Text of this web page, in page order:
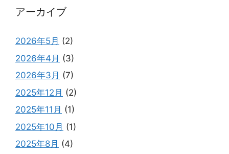
アーカイブ
2026年5月 (2)
2026年4月 (3)
2026年3月 (7)
2025年12月 (2)
2025年11月 (1)
2025年10月 (1)
2025年8月 (4)